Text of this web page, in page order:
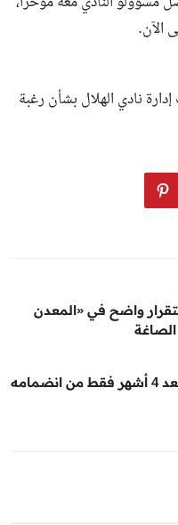
الآن.
نادي الهلال بشأن رغبة
واضح في «المعدن